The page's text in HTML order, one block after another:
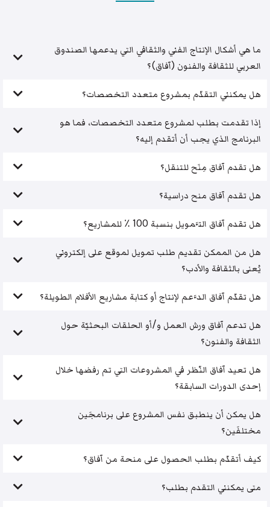
ما هي أشكال الإنتاج الفني والثقافي التي يدعمها الصندوق
العربي للثقافة والفنون (آفاق)؟
هل يمكنني التقدّم بمشروع متعدد التخصصات؟
إذا تقدمت بطلب لمشروع متعدد التخصصات، فما هو
البرنامج الذي يجب أن أتقدم إليه؟
هل تقدم آفاق مِنَح للتنقل؟
هل تقدم آفاق منح دراسية؟
هل تقدم آفاق التَّمويل بنسبة 100 ٪ للمشاريع؟
هل من الممكن تقديم طلب تمويل لموقع على إلكتروني
يُعنى بالثقافة والأدب؟
هل تقدّم آفاق الدَّعم لإنتاج أو كتابة مشاريع الأفلام الطويلة؟
هل تدعم آفاق ورش العمل و/أو الحلقات البحثيّة حول
الثقافة والفنون؟
هل تعيد آفاق النّظر في المشروعات التي تم رفضها خلال
إحدى الدورات السابقة؟
هل يمكن أن ينطبق نفس المشروع على برنامجَين
مختلفَين؟
كيف أتقدّم بطلب الحصول على منحة من آفاق؟
متى يمكنني التقدم بطلب؟